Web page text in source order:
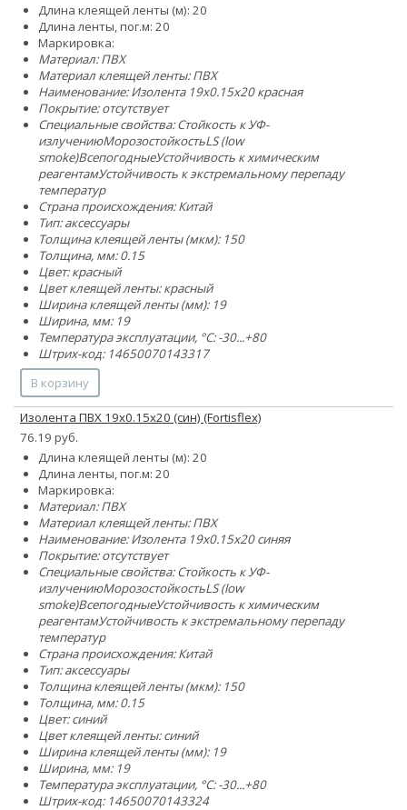
Длина клеящей ленты (м): 20
Длина ленты, пог.м: 20
Маркировка:
Материал: ПВХ
Материал клеящей ленты: ПВХ
Наименование: Изолента 19х0.15х20 красная
Покрытие: отсутствует
Специальные свойства:Стойкость к УФ-
излучениюМорозостойкостьLS (low
smoke)ВсепогодныеУстойчивость к химическим
реагентамУстойчивость к экстремальному перепаду
температур
Страна происхождения: Китай
Тип: аксессуары
Толщина клеящей ленты (мкм): 150
Толщина, мм: 0.15
Цвет: красный
Цвет клеящей ленты: красный
Ширина клеящей ленты (мм): 19
Ширина, мм: 19
Температура эксплуатации, °C: -30...+80
Штрих-код: 14650070143317
В корзину
Изолента ПВХ 19х0.15х20 (син) (Fortisflex)
76.19 руб.
Длина клеящей ленты (м): 20
Длина ленты, пог.м: 20
Маркировка:
Материал: ПВХ
Материал клеящей ленты: ПВХ
Наименование: Изолента 19х0.15х20 синяя
Покрытие: отсутствует
Специальные свойства:Стойкость к УФ-
излучениюМорозостойкостьLS (low
smoke)ВсепогодныеУстойчивость к химическим
реагентамУстойчивость к экстремальному перепаду
температур
Страна происхождения: Китай
Тип: аксессуары
Толщина клеящей ленты (мкм): 150
Толщина, мм: 0.15
Цвет: синий
Цвет клеящей ленты: синий
Ширина клеящей ленты (мм): 19
Ширина, мм: 19
Температура эксплуатации, °C: -30...+80
Штрих-код: 14650070143324